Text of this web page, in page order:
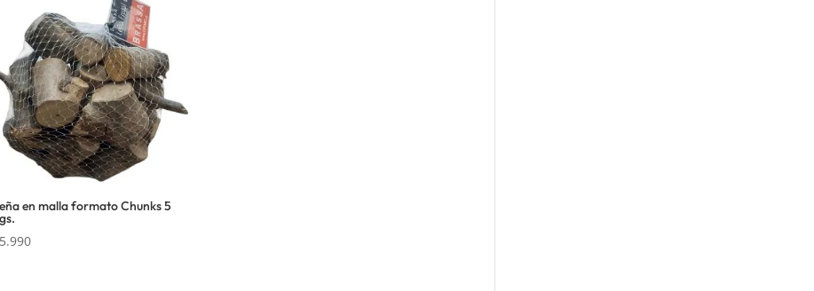
en malla formato Chunks 5
5.990